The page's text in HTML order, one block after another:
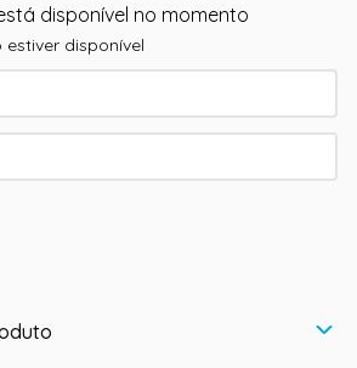
disponível no momento
disponível